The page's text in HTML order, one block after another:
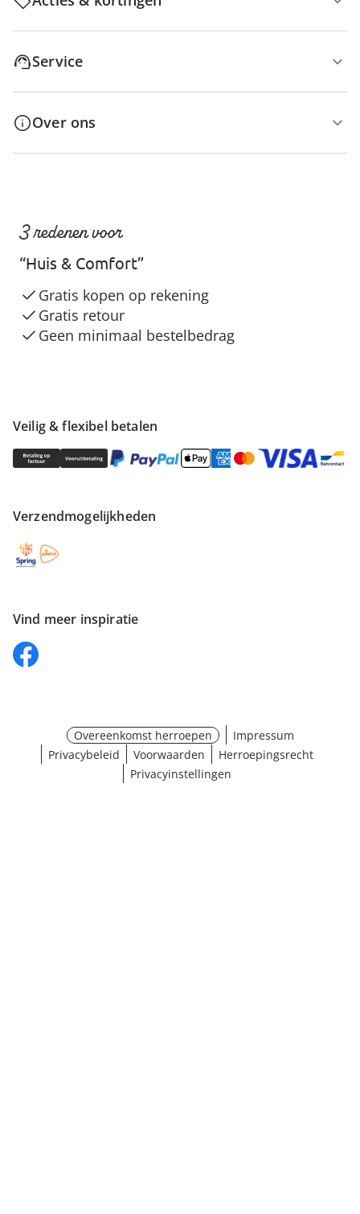
Service
Over ons
Veilig & flexibel betalen
Verzendmogelijkheden
Vind meer inspiratie
3 redenen voor
“Huis & Comfort”
Gratis kopen op rekening
Gratis retour
Geen minimaal bestelbedrag
Overeenkomst herroepen
Impressum
Privacybeleid
Voorwaarden
Herroepingsrecht
Privacyinstellingen